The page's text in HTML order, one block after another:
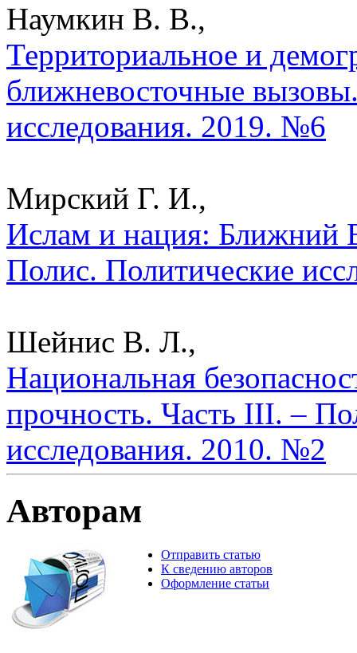
Наумкин В. В.,
Территориальное и
ближневосточные
исследования. 2019. №6
Мирский Г. И.,
Ислам и нация: Ближний
Полис. Политические
Шейнис В. Л.,
Национальная
прочность. Часть III. –
исследования. 2010. №2
Авторам
Отправить статью
К сведению авторов
Оформление статьи